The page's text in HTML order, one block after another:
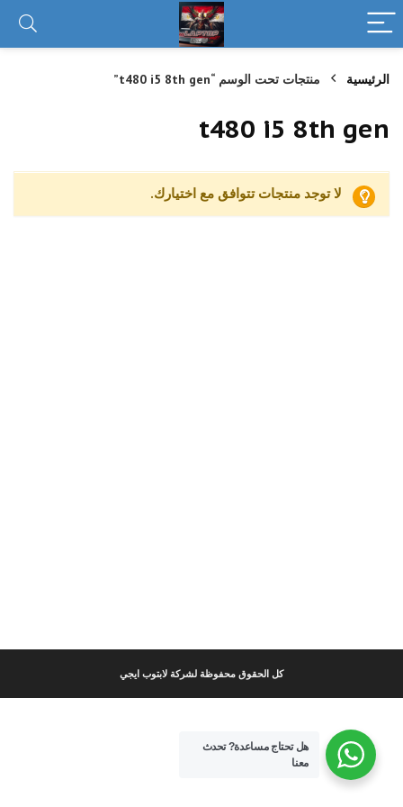
الرئيسية منتجات تحت الوسم “t480 i5 8th gen”
t480 i5 8th gen
لا توجد منتجات تتوافق مع اختيارك.
كل الحقوق محفوظة لشركة لابتوب ايجي
هل تحتاج مساعدة?تحدث
معنا